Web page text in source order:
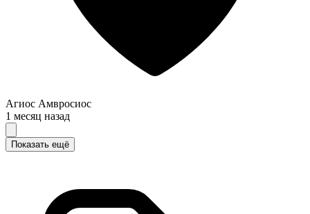
Агиос Амвросиос
1 месяц назад
Показать ещё